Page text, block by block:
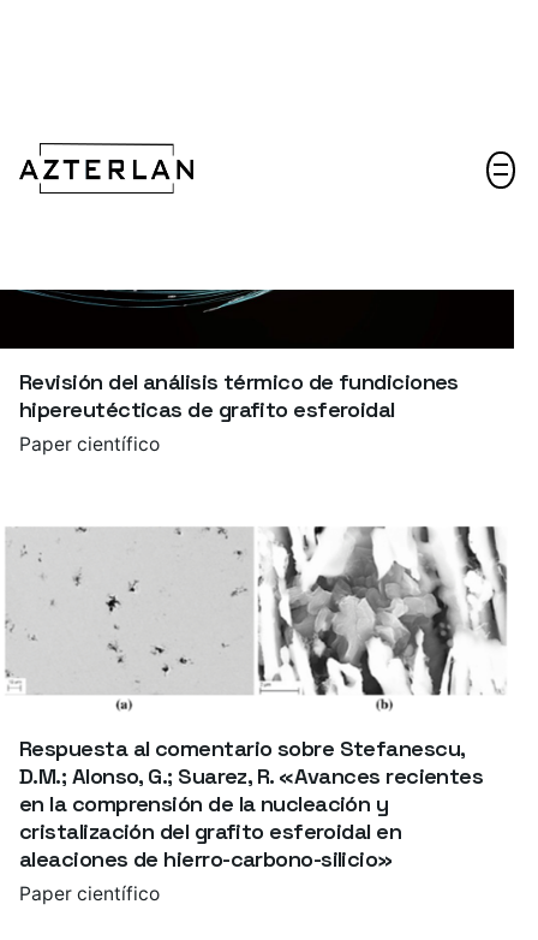
Revisión del análisis térmico de fundiciones
hipereutécticas de grafito esferoidal
Paper científico
Respuesta al comentario sobre Stefanescu,
D.M.; Alonso, G.; Suarez, R. «Avances recientes
en la comprensión de la nucleación y
cristalización del grafito esferoidal en
aleaciones de hierro-carbono-silicio»
Paper científico